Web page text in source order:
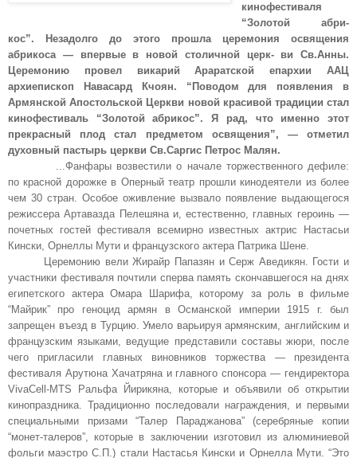
кинофестиваля
“Золотой абри-
кос”. Незадолго до этого прошла церемония освящения
абрикоса — впервые в новой столичной церк- ви Св.Анны.
Церемонию провел викарий Араратской епархии ААЦ
архиепископ Навасард Кчоян. “Поводом для появления в
Армянской Апостольской Церкви новой красивой традиции стал
кинофестиваль “Золотой абрикос”. Я рад, что именно этот
прекрасный плод стал предметом освящения”, — отметил
духовный пастырь церкви Св.Саргис Петрос Малян.
...Фанфары возвестили о начале торжественного дефиле:
по красной дорожке в Оперный театр прошли кинодеятели из более
чем 30 стран. Особое оживление вызвало появление выдающегося
режиссера Артавазда Пелешяна и, естественно, главных героинь —
почетных гостей фестиваля всемирно известных актрис Настасьи
Кински, Орнеллы Мути и французского актера Патрика Шене.
Церемонию вели Жирайр Папазян и Серж Аведикян. Гости и
участники фестиваля почтили сперва память скончавшегося на днях
египетского актера Омара Шарифа, которому за роль в фильме
“Майрик” про геноцид армян в Османской империи 1915 г. был
запрещен въезд в Турцию. Умело варьируя армянским, английским и
французским языками, ведущие представили составы жюри, после
чего пригласили главных виновников торжества — президента
фестиваля Арутюна Хачатряна и главного спонсора — гендиректора
VivaCell-MTS Ральфа Йирикяна, которые и объявили об открытии
кинопраздника. Традиционно последовали награждения, и первыми
специальными призами “Талер Параджанова” (серебряные копии
“монет-талеров”, которые в заключении изготовил из алюминиевой
фольги маэстро С.П.) стали Настасья Кински и Орнелла Мути. “Это